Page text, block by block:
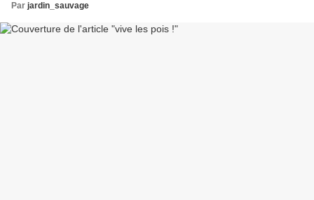
Par jardin_sauvage